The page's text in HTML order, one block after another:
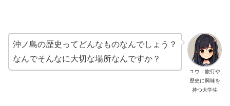
ユウ：旅行や
歴史に興味を
持つ大学生
沖ノ島の歴史ってどんなものなんでしょう？
なんでそんなに大切な場所なんですか？